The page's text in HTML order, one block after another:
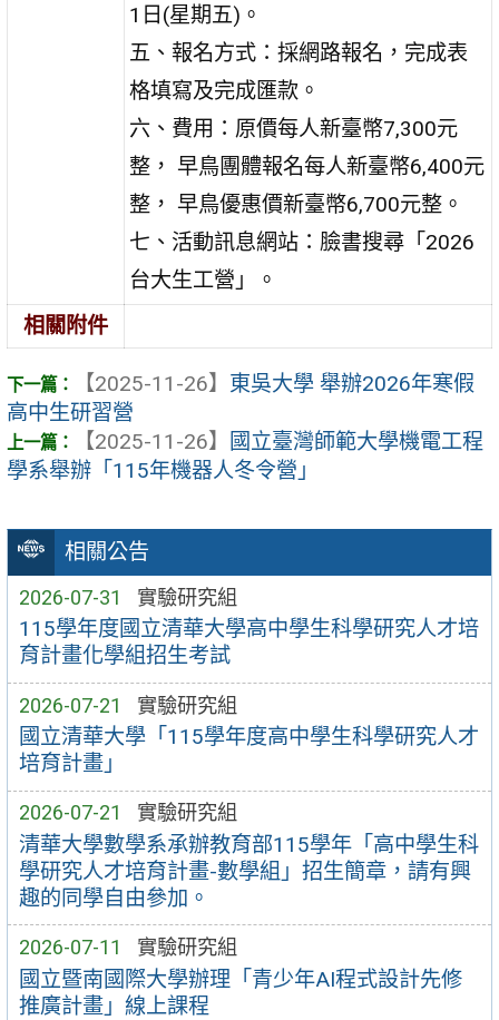
相關公告
2026-07-31 實驗研究組
115學年度國立清華大學高中學生科學研究人才培
育計畫化學組招生考試
2026-07-21 實驗研究組
國立清華大學「115學年度高中學生科學研究人才
培育計畫」
2026-07-21 實驗研究組
清華大學數學系承辦教育部115學年「高中學生科
學研究人才培育計畫-數學組」招生簡章，請有興
趣的同學自由參加。
2026-07-11 實驗研究組
國立暨南國際大學辦理「青少年AI程式設計先修
推廣計畫」線上課程
1日(星期五)。
五、報名方式：採網路報名，完成表
格填寫及完成匯款。
六、費用：原價每人新臺幣7,300元
整， 早鳥團體報名每人新臺幣6,400元
整， 早鳥優惠價新臺幣6,700元整。
七、活動訊息網站：臉書搜尋「2026
台大生工營」。
相關附件
【2025-11-26】 東吳大學 舉辦2026年寒假
高中生研習營
【2025-11-26】
國立臺灣師範大學機電工程
學系舉辦「115年機器人冬令營」